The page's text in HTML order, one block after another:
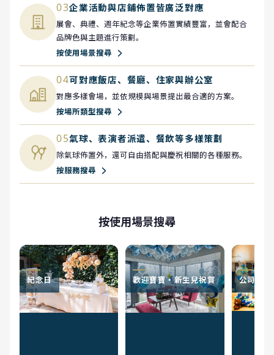
03企業活動與店鋪佈置皆廣泛對應
展會、典禮、週年紀念等企業佈置實績豐富，並會配合
品牌色與主題進行策劃。
按使用場景搜尋
04可對應飯店、餐廳、住家與辦公室
對應多樣會場，並依規模與場景提出最合適的方案。
按場所類型搜尋
05氣球、表演者派遣、餐飲等多樣策劃
除氣球佈置外，還可自由搭配與慶祝相關的各種服務。
按服務搜尋
按使用場景搜尋
紀念日 歡迎寶寶・新生兒祝賀 公司活